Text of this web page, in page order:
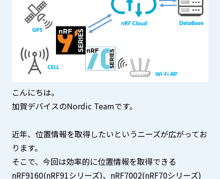
お問い合わせ
こんにちは。
加賀デバイスのNordic Teamです。
近年、位置情報を取得したいというニーズが広がってお
ります。
そこで、今回は効率的に位置情報を取得できる
nRF9160(nRF91シリーズ)、nRF7002(nRF70シリーズ)